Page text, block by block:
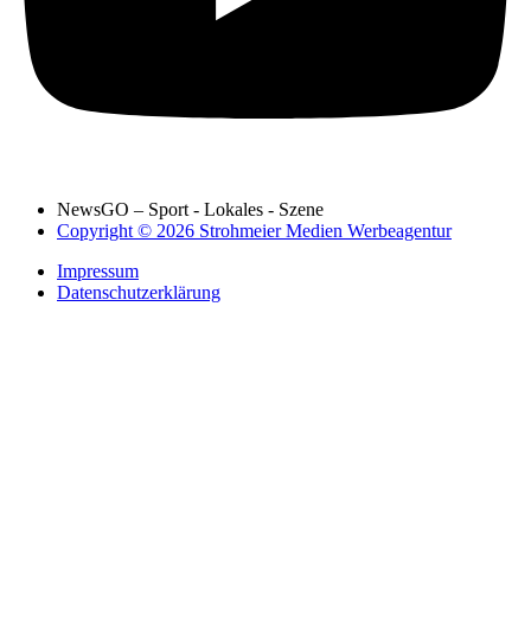
NewsGO – Sport - Lokales - Szene
Copyright © 2026 Strohmeier Medien Werbeagentur
Impressum
Datenschutzerklärung